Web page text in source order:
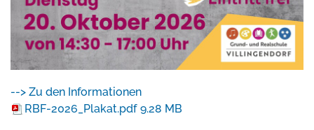
--> Zu den Informationen
RBF-2026_Plakat.pdf 9.28 MB